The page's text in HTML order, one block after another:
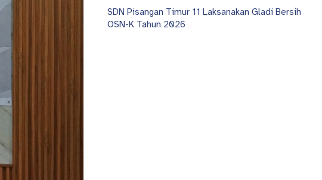
SDN Pisangan Timur 11 Laksanakan Gladi Bersih
OSN-K Tahun 2026